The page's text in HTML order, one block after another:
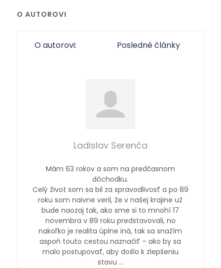
O AUTOROVI
O autorovi: Posledné články
Ladislav Serenča
Mám 63 rokov a som na predčasnom
dôchodku.
Celý život som sa bil za spravodlivosť a po 89
roku som naivne veril, že v našej krajine už
bude naozaj tak, ako sme si to mnohí 17
novembra v 89 roku predstavovali, no
nakoľko je realita úplne iná, tak sa snažím
aspoň touto cestou naznačiť – ako by sa
malo postupovať, aby došlo k zlepšeniu
stavu …